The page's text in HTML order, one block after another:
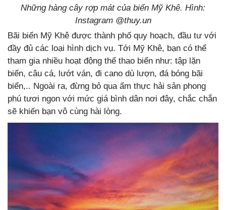
Những hàng cây rợp mát của biển Mỹ Khê. Hình:
Instagram @thuy.un
Bãi biển Mỹ Khê được thành phố quy hoạch, đầu tư với
đầy đủ các loại hình dịch vụ. Tới Mỹ Khê, bạn có thể
tham gia nhiều hoạt động thể thao biển như: tập lặn
biển, câu cá, lướt ván, đi cano dù lượn, đá bóng bãi
biển,.. Ngoài ra, đừng bỏ qua ẩm thực hải sản phong
phú tươi ngon với mức giá bình dân nơi đây, chắc chắn
sẽ khiến bạn vô cùng hài lòng.